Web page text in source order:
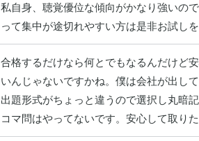
私自身、聴覚優位な傾向がかなり強いの
って集中が途切れやすい方は是非お試しを
合格するだけなら何とでもなるんだけど
いんじゃないですかね。僕は会社が出し
出題形式がちょっと違うので選択し丸暗
コマ問はやってないです。安心して取り